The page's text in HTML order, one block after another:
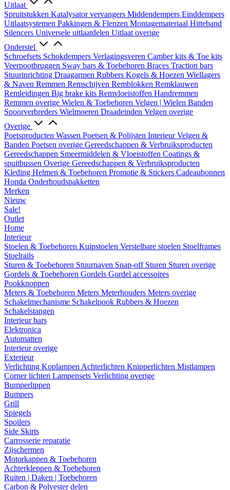
Uitlaat
Spruitstukken Katalysator vervangers Middendempers Einddempers
Uitlaatsystemen Pakkingen & Flenzen Montagemateriaal Hitteband
Silencers Universele uitlaatdelen Uitlaat overige
Onderstel
Schroefsets Schokdempers Verlagingsveren Camber kits & Toe kits
Veerpootbruggen Sway bars & Toebehoren Braces Traction bars
Stuurinrichting Draagarmen Rubbers Kogels & Hoezen Wiellagers
& Naven Remmen Remschijven Remblokken Remklauwen
Remleidingen Big brake kits Remvloeistoffen Handremmen
Remmen overige Wielen & Toebehoren Velgen | Wielen Banden
Spoorverbreders Wielmoeren Draadeinden Velgen overige
Overige
Poetsproducten Wassen Poetsen & Polijsten InterieurVelgen &
Banden Poetsen overige Gereedschappen & Verbruiksproducten
Gereedschappen Smeermiddelen & Vloeistoffen Coatings &
spuitbussen Overige Gereedschappen & Verbruiksproducten
Kleding Helmen & Toebehoren Promotie & Stickers Cadeaubonnen
Honda Onderhoudspakketten
Merken
Nieuw
Sale!
Outlet
Home
Interieur
Stoelen & Toebehoren Kuipstoelen Verstelbare stoelen Stoelframes
Stoelrails
Sturen & Toebehoren Stuurnaven Snap-off Sturen Sturen overige
Gordels & Toebehoren Gordels Gordel accessoires
Pookknoppen
Meters & Toebehoren Meters Meterhouders Meters overige
Schakelmechanisme Schakelpook Rubbers & Hoezen
Schakelstangen
Interieur bars
Elektronica
Automatten
Interieur overige
Exterieur
Verlichting Koplampen Achterlichten Knipperlichten Mistlampen
Corner lichten Lampensets Verlichting overige
Bumperlippen
Bumpers
Grill
Spiegels
Spoilers
Side Skirts
Carrosserie reparatie
Zijschermen
Motorkappen & Toebehoren
Achterkleppen & Toebehoren
Ruiten | Daken | Toebehoren
Carbon & Polyester delen